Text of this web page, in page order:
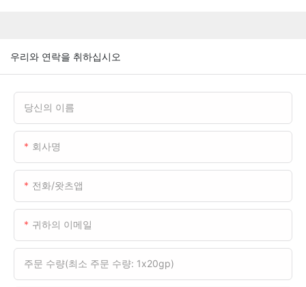
우리와 연락을 취하십시오
당신의 이름
회사명
전화/왓츠앱
귀하의 이메일
주문 수량(최소 주문 수량: 1x20gp)